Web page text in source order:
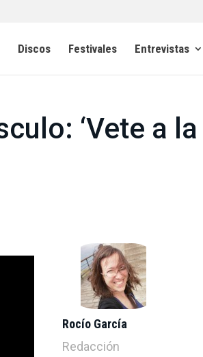
Discos Festivales Entrevistas
‘Vete a la
Rocío García
Redacción